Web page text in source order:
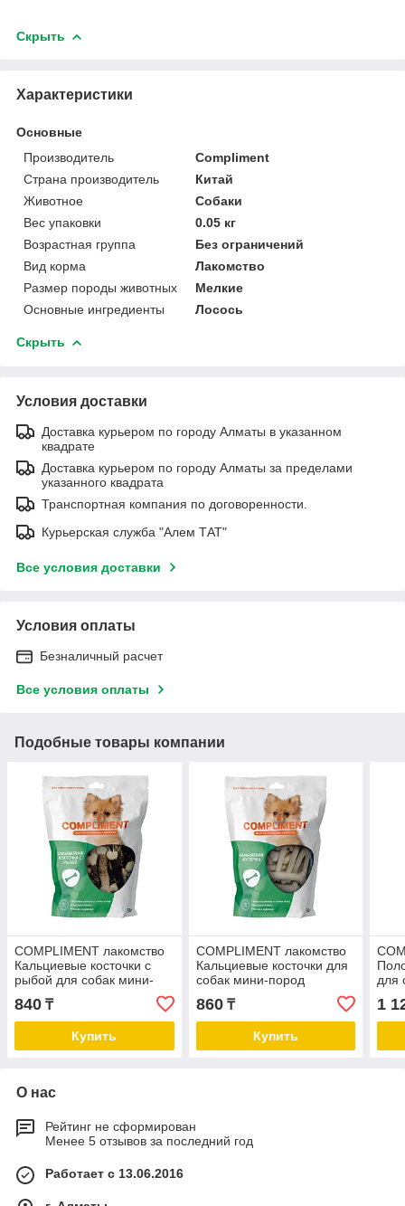
Скрыть
Характеристики
Основные
Производитель
Compliment
Страна производитель
Китай
Животное
Собаки
Вес упаковки
0.05 кг
Возрастная группа
Без ограничений
Вид корма
Лакомство
Размер породы животных
Мелкие
Основные ингредиенты
Лосось
Скрыть
Условия доставки
Доставка курьером по городу Алматы в указанном
квадрате
Доставка курьером по городу Алматы за пределами
указанного квадрата
Транспортная компания по договоренности.
Курьерская служба "Алем ТАТ"
Все условия доставки
Условия оплаты
Безналичный расчет
Все условия оплаты
Подобные товары компании
COMPLIMENT лакомство
Кальциевые косточки с
рыбой для собак мини-
пород
840 ₸
Купить
COMPLIMENT лакомство
Кальциевые косточки для
собак мини-пород
860₸
Купить
для
1
О нас
Рейтинг не сформирован
Менее 5 отзывов за последний год
Работает с 13.06.2016